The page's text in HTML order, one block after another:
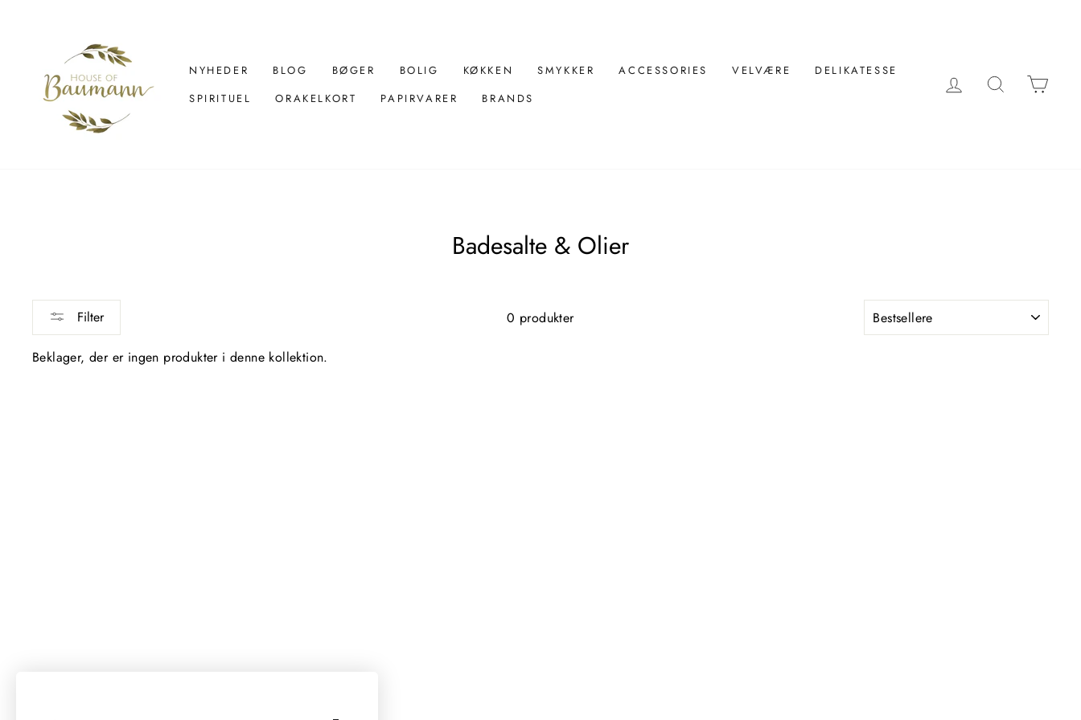
NYHEDER BLOG BØGER BOLIG KØKKEN SMYKKER ACCESSORIES VELVÆRE
DELIKATESSE
SPIRITUEL
ORAKELKORT PAPIRVARER BRANDS
LOG INDSØG
Badesalte & Olier
Filter 0 produkter
Beklager, der er ingen produkter i denne kollektion.